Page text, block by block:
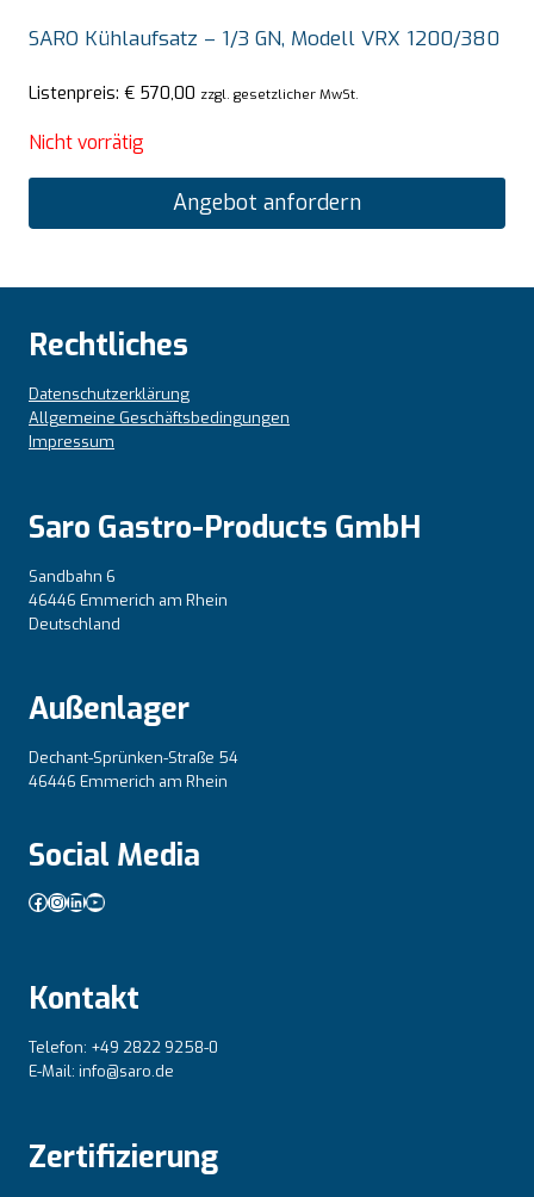
SARO Kühlaufsatz – 1/3 GN, Modell VRX 1200/380
Listenpreis: € 570,00 zzgl. gesetzlicher MwSt.
Nicht vorrätig
Angebot anfordern
Rechtliches
Datenschutzerklärung
Allgemeine Geschäftsbedingungen
Impressum
Saro Gastro-Products GmbH
Sandbahn 6
46446 Emmerich am Rhein
Deutschland
Außenlager
Dechant-Sprünken-Straße 54
46446 Emmerich am Rhein
Social Media
Facebook
Instagram
LinkedIn
YouTube
Kontakt
Telefon: +49 2822 9258-0
E-Mail: info@saro.de
Zertifizierung